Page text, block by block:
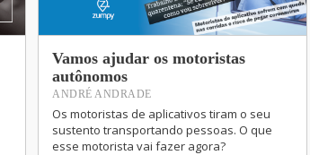
Vamos ajudar os motoristas
autônomos
ANDRÉ ANDRADE
Os motoristas de aplicativos tiram o seu
sustento transportando pessoas. O que
esse motorista vai fazer agora?